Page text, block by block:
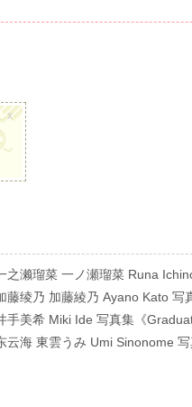
x
之濑瑠菜 一ノ瀬瑠菜 Runa
藤绫乃 加藤綾乃 Ayano Kato 写
手美希 Miki Ide 写真集《
云海 東雲うみ Umi Sinonome